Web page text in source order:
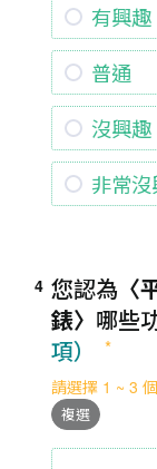
有興趣
普通
沒興趣
非常
4 您認為
錶〉 哪些
項）
請選擇 1 ~ 3
複選